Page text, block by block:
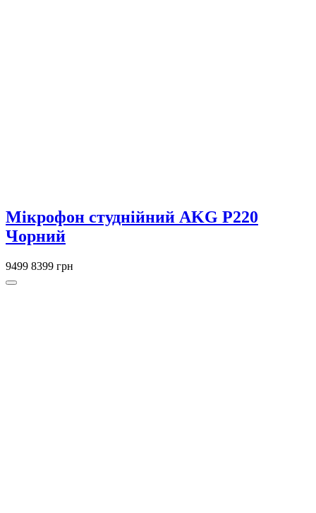
Мікрофон студнійний AKG P220
Чорний
9499 8399 грн